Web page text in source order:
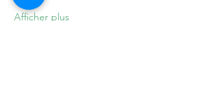
Afficher plus